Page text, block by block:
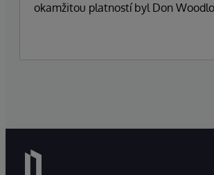
okamžitou platností byl Don
"Terry" Ragon se po více než 47
Ragon bude i nadále zastávat funkci